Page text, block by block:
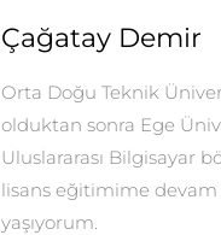
Çağatay Demir
Orta Doğu Teknik
olduktan sonra Ege
Uluslararası Bilgisayar
lisans eğitimime devam
yaşıyorum.